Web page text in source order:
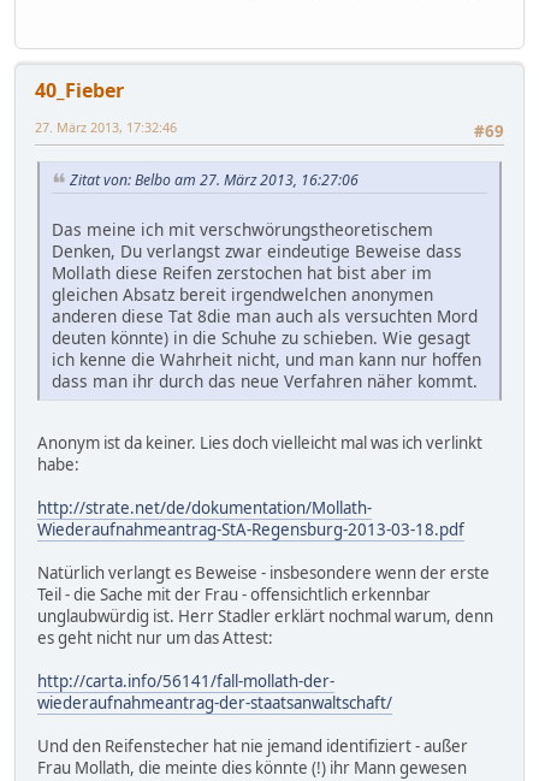
40_Fieber
#69
27. März 2013, 17:32:46
Zitat von: Belbo am 27. März 2013, 16:27:06
Das meine ich mit verschwörungstheoretischem
Denken, Du verlangst zwar eindeutige Beweise dass
Mollath diese Reifen zerstochen hat bist aber im
gleichen Absatz bereit irgendwelchen anonymen
anderen diese Tat 8die man auch als versuchten Mord
deuten könnte) in die Schuhe zu schieben. Wie gesagt
ich kenne die Wahrheit nicht, und man kann nur hoffen
dass man ihr durch das neue Verfahren näher kommt.
Anonym ist da keiner. Lies doch vielleicht mal was ich verlinkt
habe:
http://strate.net/de/dokumentation/Mollath-
Wiederaufnahmeantrag-StA-Regensburg-2013-03-18.pdf
Natürlich verlangt es Beweise - insbesondere wenn der erste
Teil - die Sache mit der Frau - offensichtlich erkennbar
unglaubwürdig ist. Herr Stadler erklärt nochmal warum, denn
es geht nicht nur um das Attest:
http://carta.info/56141/fall-mollath-der-
wiederaufnahmeantrag-der-staatsanwaltschaft/
Und den Reifenstecher hat nie jemand identifiziert - außer
Frau Mollath, die meinte dies könnte (!) ihr Mann gewesen